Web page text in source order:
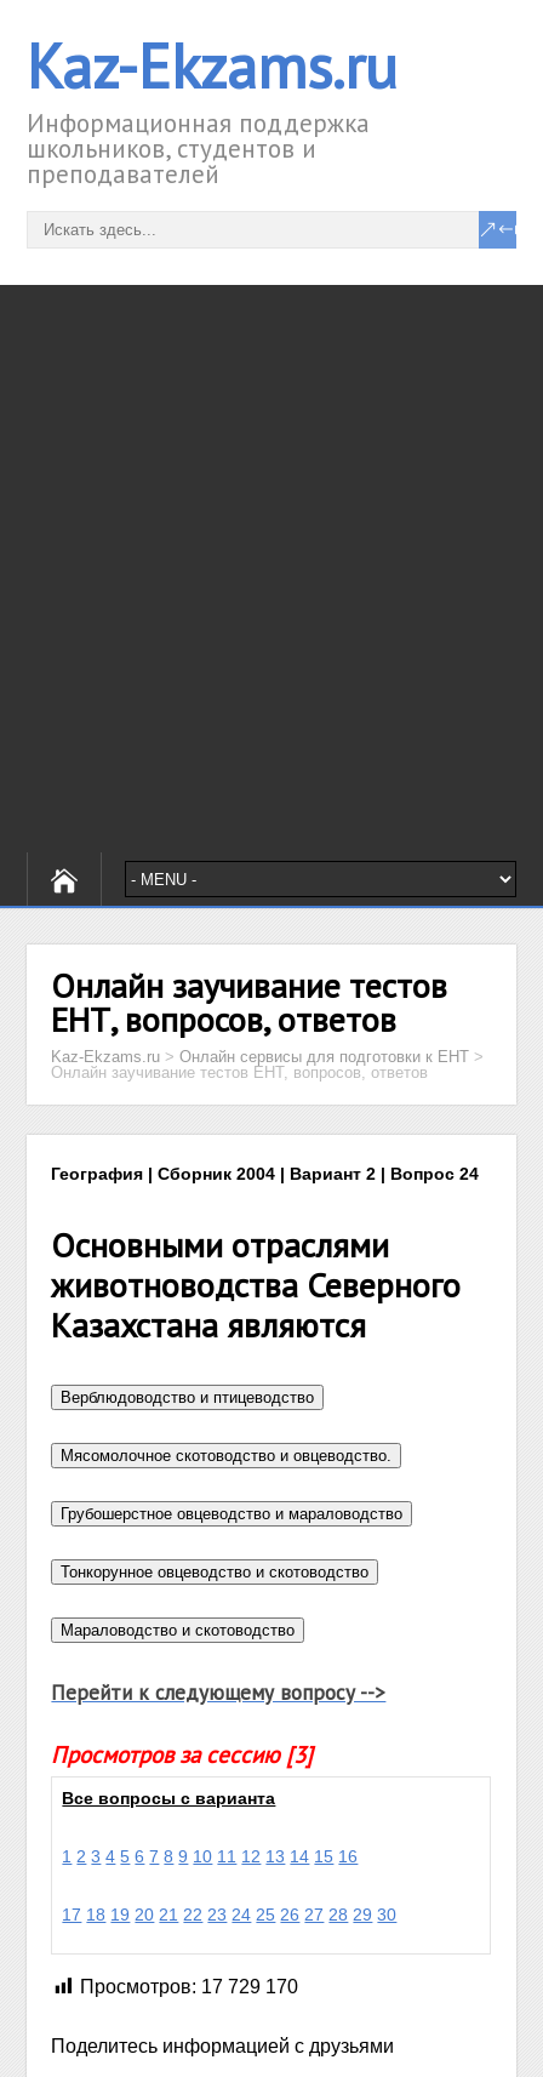
Kaz-Ekzams.ru
Информационная поддержка
школьников, студентов и
преподавателей
Онлайн заучивание тестов
ЕНТ, вопросов, ответов
Kaz-Ekzams.ru >Онлайн сервисы для подготовки к ЕНТ >
Онлайн заучивание тестов ЕНТ, вопросов, ответов
География | Сборник 2004 | Вариант 2 | Вопрос 24
Основными отраслями
животноводства Северного
Казахстана являются
Перейти к следующему вопросу -->
Просмотров за сессию [3]
Все вопросы с варианта
1 2 3 4 5 6 7 8 9 10 11 12 13 14 15 16
17 18 19 20 21 22 23 24 25 26 27 28 29 30
Просмотров: 17 729 170
Поделитесь информацией с друзьями